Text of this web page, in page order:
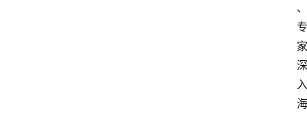
、
专
家
深
入
海